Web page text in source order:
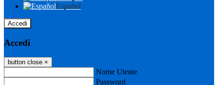
Español
Accedi
Accedi
button close ×
Nome Utente
Password